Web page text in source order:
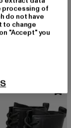
Basic Shorts
processing of
do not have
to change
"Accept" you